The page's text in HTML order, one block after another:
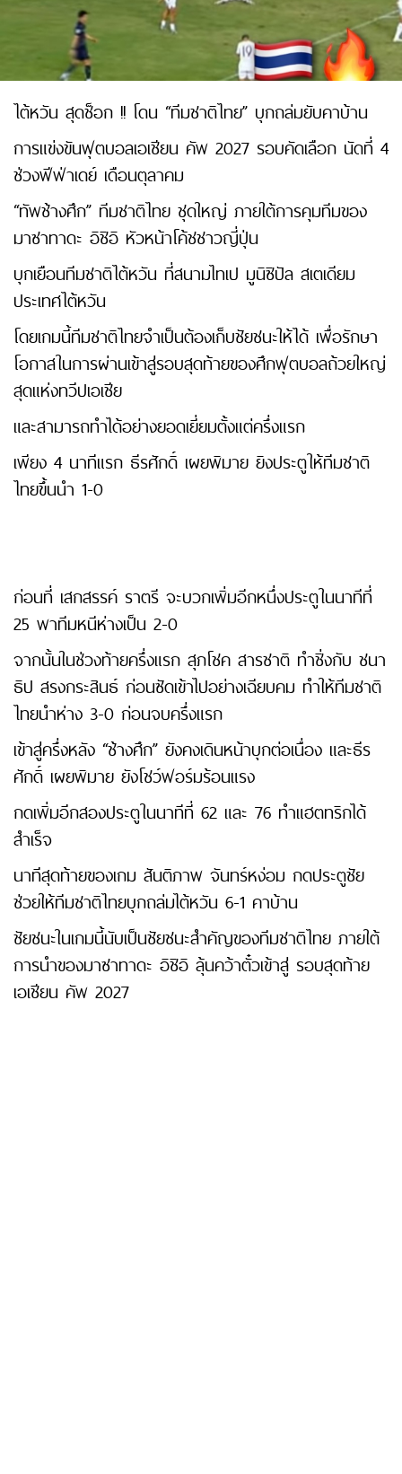
ไต้หวัน สุดช็อก !! โดน “ทีมชาติไทย” บุกถล่มยับคาบ้าน
การแข่งขันฟุตบอลเอเชียน คัพ 2027 รอบคัดเลือก นัดที่ 4
ช่วงฟีฟ่าเดย์ เดือนตุลาคม
“ทัพช้างศึก” ทีมชาติไทย ชุดใหญ่ ภายใต้การคุมทีมของ
มาซาทาดะ อิชิอิ หัวหน้าโค้ชชาวญี่ปุ่น
บุกเยือนทีมชาติไต้หวัน ที่สนามไทเป มูนิซิปัล สเตเดียม
ประเทศไต้หวัน
โดยเกมนี้ทีมชาติไทยจำเป็นต้องเก็บชัยชนะให้ได้ เพื่อรักษา
โอกาสในการผ่านเข้าสู่รอบสุดท้ายของศึกฟุตบอลถ้วยใหญ่
สุดแห่งทวีปเอเชีย
และสามารถทำได้อย่างยอดเยี่ยมตั้งแต่ครึ่งแรก
เพียง 4 นาทีแรก ธีรศักดิ์ เผยพิมาย ยิงประตูให้ทีมชาติ
ไทยขึ้นนำ 1-0
ก่อนที่ เสกสรรค์ ราตรี จะบวกเพิ่มอีกหนึ่งประตูในนาทีที่
25 พาทีมหนีห่างเป็น 2-0
จากนั้นในช่วงท้ายครึ่งแรก สุภโชค สารชาติ ทำชิ่งกับ ชนา
ธิป สรงกระสินธ์ ก่อนซัดเข้าไปอย่างเฉียบคม ทำให้ทีมชาติ
ไทยนำห่าง 3-0 ก่อนจบครึ่งแรก
เข้าสู่ครึ่งหลัง “ช้างศึก” ยังคงเดินหน้าบุกต่อเนื่อง และธีร
ศักดิ์ เผยพิมาย ยังโชว์ฟอร์มร้อนแรง
กดเพิ่มอีกสองประตูในนาทีที่ 62 และ 76 ทำแฮตทริกได้
สำเร็จ
นาทีสุดท้ายของเกม สันติภาพ จันทร์หง่อม กดประตูชัย
ช่วยให้ทีมชาติไทยบุกถล่มไต้หวัน 6-1 คาบ้าน
ชัยชนะในเกมนี้นับเป็นชัยชนะสำคัญของทีมชาติไทย ภายใต้
การนำของมาซาทาดะ อิชิอิ ลุ้นคว้าตั๋วเข้าสู่ รอบสุดท้าย
เอเชียน คัพ 2027